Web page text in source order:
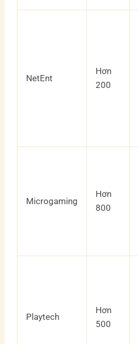
NetEnt
Hơn
200
Microgaming
Hơn
800
Playtech
Hơn
500